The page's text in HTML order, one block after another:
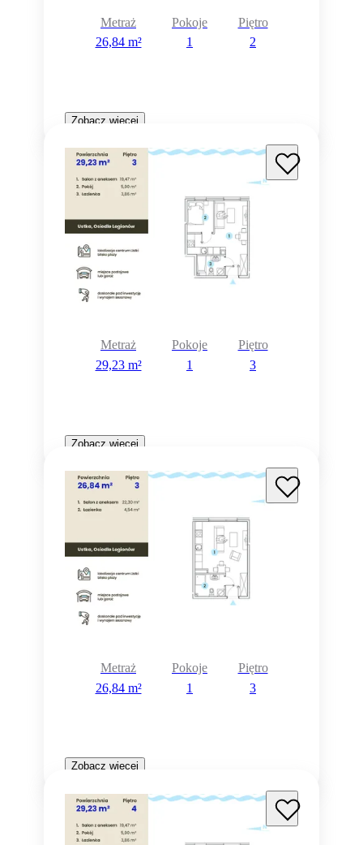
Metraż
26,84 m²
Pokoje
1
Piętro
2
Zobacz więcej
Metraż
29,23 m²
Pokoje
1
Piętro
3
Zobacz więcej
Metraż
26,84 m²
Pokoje
1
Piętro
3
Zobacz więcej